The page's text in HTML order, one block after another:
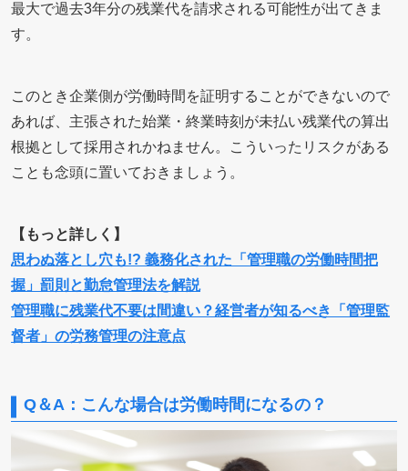
最大で過去3年分の残業代を請求される可能性が出てきま
す。
このとき企業側が労働時間を証明することができないので
あれば、主張された始業・終業時刻が未払い残業代の算出
根拠として採用されかねません。こういったリスクがある
ことも念頭に置いておきましょう。
【もっと詳しく】
思わぬ落とし穴も!? 義務化された「管理職の労働時間把
握」罰則と勤怠管理法を解説
管理職に残業代不要は間違い？経営者が知るべき「管理監
督者」の労務管理の注意点
Q＆A：こんな場合は労働時間になるの？